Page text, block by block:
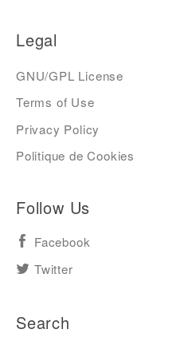
Legal
GNU/GPL License
Terms of Use
Privacy Policy
Politique de Cookies
Follow Us
Facebook
Twitter
Search